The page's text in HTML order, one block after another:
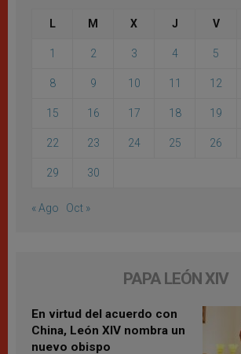
L M X J V
1 2 3 4 5
8 9 10 11 12
15 16 17 18 19
22 23 24 25 26
29 30
« Ago Oct »
PAPA LEÓN XIV
En virtud del acuerdo con
China, León XIV nombra un
nuevo obispo